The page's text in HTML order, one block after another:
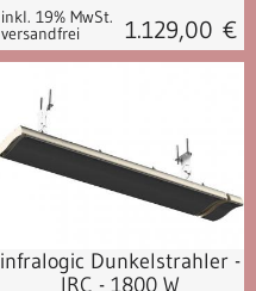
inkl. 19% MwSt.
versandfrei 1.129,00 €
mit FB ohne FB
infralogic Dunkelstrahler -
IRC - 1800 W